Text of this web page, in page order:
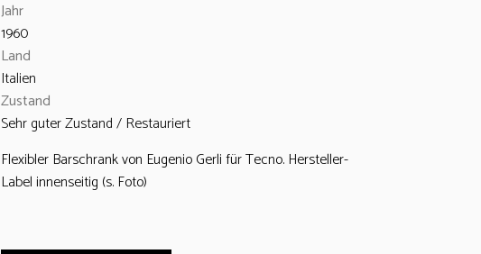
Jahr
1960
Land
Italien
Zustand
Sehr guter Zustand / Restauriert
Flexibler Barschrank von Eugenio Gerli für Tecno. Hersteller-
Label innenseitig (s. Foto)